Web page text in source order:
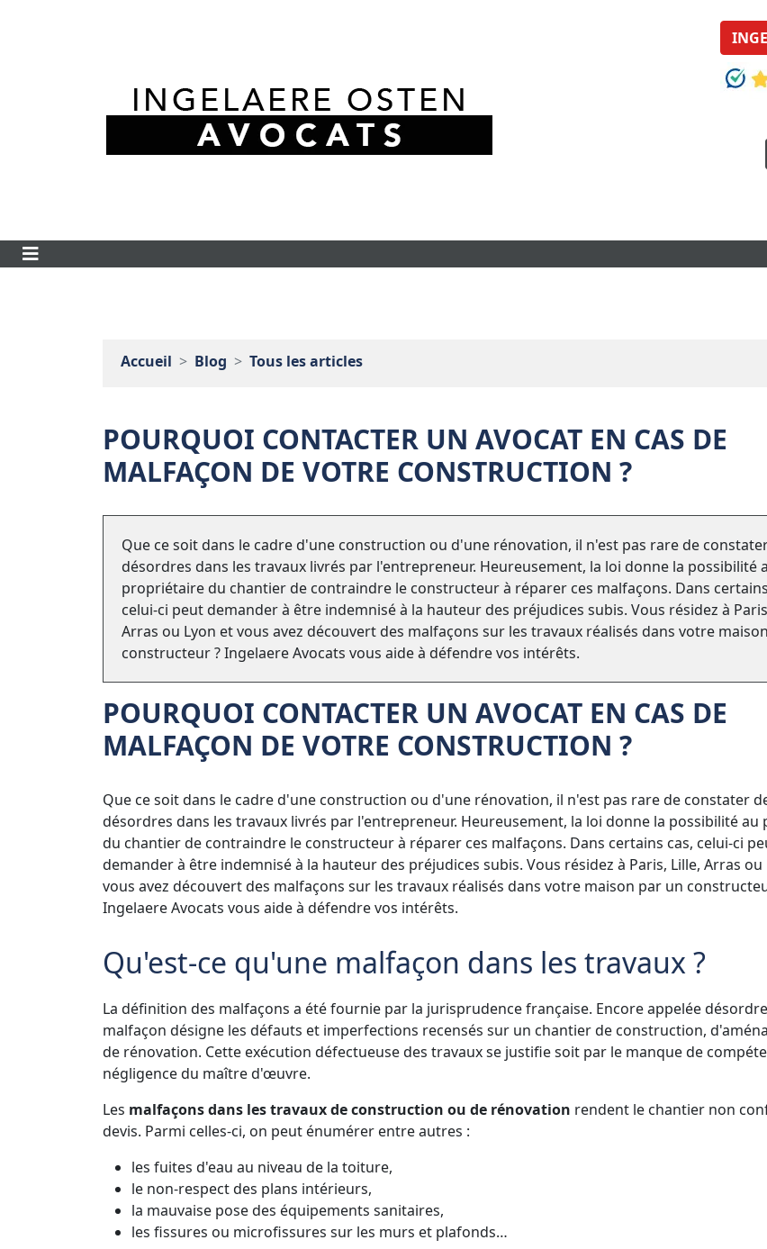
Accueil Blog Tous les articles
POURQUOI CONTACTER UN AVOCAT EN CAS DE
MALFAÇON DE VOTRE CONSTRUCTION ?
Que ce soit dans le cadre d'une construction ou d'une rénovation, il n'est pas rare de
désordres dans les travaux livrés par l'entrepreneur. Heureusement, la loi donne la possibilité
propriétaire du chantier de contraindre le constructeur à réparer ces malfaçons. Dans
celui-ci peut demander à être indemnisé à la hauteur des préjudices subis. Vous résidez à
Arras ou Lyon et vous avez découvert des malfaçons sur les travaux réalisés dans votre
constructeur ? Ingelaere Avocats vous aide à défendre vos intérêts.
POURQUOI CONTACTER UN AVOCAT EN CAS DE
MALFAÇON DE VOTRE CONSTRUCTION ?
Que ce soit dans le cadre d'une construction ou d'une rénovation, il n'est pas rare de constater
désordres dans les travaux livrés par l'entrepreneur. Heureusement, la loi donne la possibilité
du chantier de contraindre le constructeur à réparer ces malfaçons. Dans certains cas, celui-ci
demander à être indemnisé à la hauteur des préjudices subis. Vous résidez à Paris, Lille, Arras ou
vous avez découvert des malfaçons sur les travaux réalisés dans votre maison par un
Ingelaere Avocats vous aide à défendre vos intérêts.
Qu'est-ce qu'une malfaçon dans les travaux ?
La définition des malfaçons a été fournie par la jurisprudence française. Encore appelée
malfaçon désigne les défauts et imperfections recensés sur un chantier de construction,
de rénovation. Cette exécution défectueuse des travaux se justifie soit par le manque de
négligence du maître d'œuvre.
Les malfaçons dans les travaux de construction ou de rénovation rendent le chantier non
devis. Parmi celles-ci, on peut énumérer entre autres :
les fuites d'eau au niveau de la toiture,
le non-respect des plans intérieurs,
la mauvaise pose des équipements sanitaires,
les fissures ou microfissures sur les murs et plafonds…